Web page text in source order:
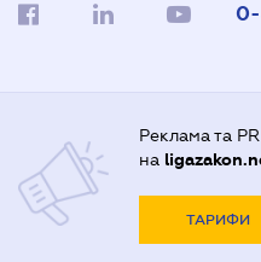
Реклама та PR
на
ТАРИФИ